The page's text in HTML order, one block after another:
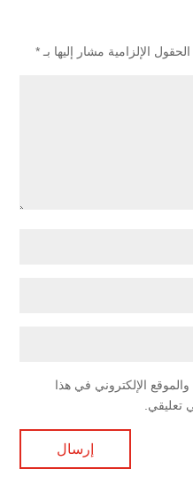
الحقول الإلزامية مشار إليها بـ *
الإلكتروني في هذا
تعليقي.